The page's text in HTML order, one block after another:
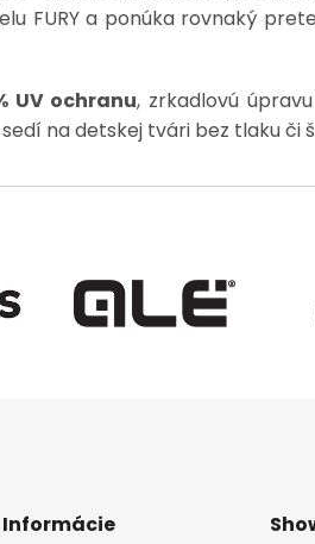
FURY a ponúka rovnaký
UV ochranu, zrkadlovú
na detskej tvári bez tlaku či
Informácie